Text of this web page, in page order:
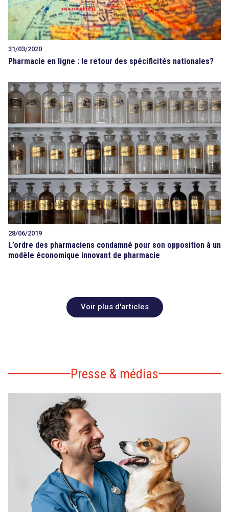
31/03/2020
Pharmacie en ligne : le retour des spécificités nationales?
28/06/2019
L’ordre des pharmaciens condamné pour son opposition à un
modèle économique innovant de pharmacie
Voir plus d'articles
Presse & médias